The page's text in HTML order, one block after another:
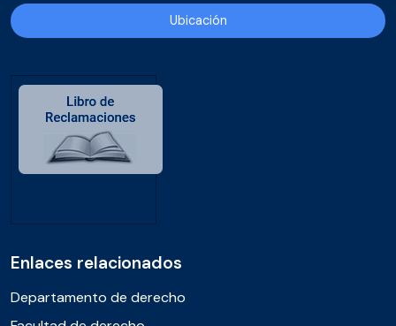
Ubicación
Enlaces relacionados
Departamento de derecho